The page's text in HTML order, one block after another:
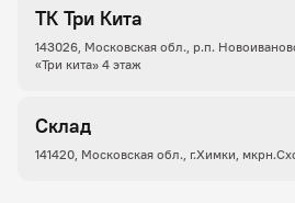
ТК Три Кита
143026, Московская обл., р.п.
«Три кита» 4 этаж
Склад
141420, Московская обл., г.Химки,